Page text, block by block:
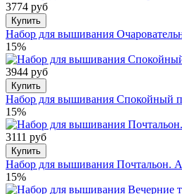
3774 руб
Купить
Набор для вышивания
15%
3944 руб
Купить
Набор для вышивания Спокойный
15%
3111 руб
Купить
Набор для вышивания Почтальон.
15%